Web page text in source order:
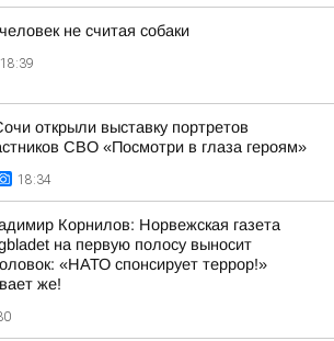
не считая собаки
18:39
открыли выставку портретов
СВО «Посмотри в глаза героям»
18:34
Корнилов: Норвежская газета
на первую полосу выносит
«НАТО спонсирует террор!»
же!